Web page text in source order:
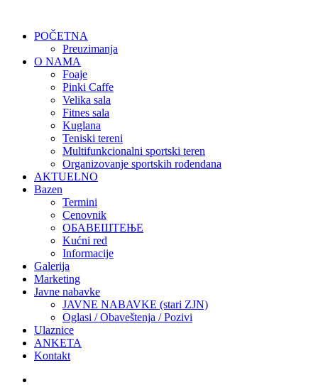
POČETNA
Preuzimanja
O NAMA
Foaje
Pinki Caffe
Velika sala
Fitnes sala
Kuglana
Teniski tereni
Multifunkcionalni sportski teren
Organizovanje sportskih rođendana
AKTUELNO
Bazen
Termini
Cenovnik
ОБАВЕШТЕЊЕ
Kućni red
Informacije
Galerija
Marketing
Javne nabavke
JAVNE NABAVKE (stari ZJN)
Oglasi / Obaveštenja / Pozivi
Ulaznice
ANKETA
Kontakt